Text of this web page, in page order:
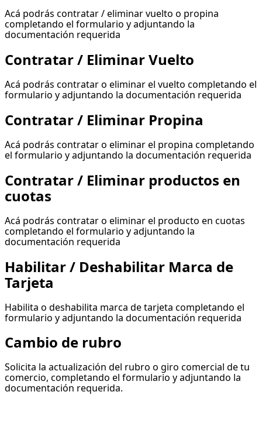
Acá podrás contratar / eliminar vuelto o propina
completando el formulario y adjuntando la
documentación requerida
Contratar / Eliminar Vuelto
Acá podrás contratar o eliminar el vuelto completando el
formulario y adjuntando la documentación requerida
Contratar / Eliminar Propina
Acá podrás contratar o eliminar el propina completando
el formulario y adjuntando la documentación requerida
Contratar / Eliminar productos en
cuotas
Acá podrás contratar o eliminar el producto en cuotas
completando el formulario y adjuntando la
documentación requerida
Habilitar / Deshabilitar Marca de
Tarjeta
Habilita o deshabilita marca de tarjeta completando el
formulario y adjuntando la documentación requerida
Cambio de rubro
Solicita la actualización del rubro o giro comercial de tu
comercio, completando el formulario y adjuntando la
documentación requerida.